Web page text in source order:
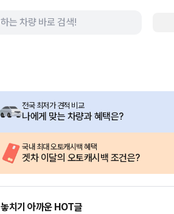
전국 최저가 견적 비교
나에게 맞는 차량과 혜택은?
국내 최대 오토캐시백 혜택
겟차 이달의 오토캐시백 조건은?
놓치기 아까운 HOT글